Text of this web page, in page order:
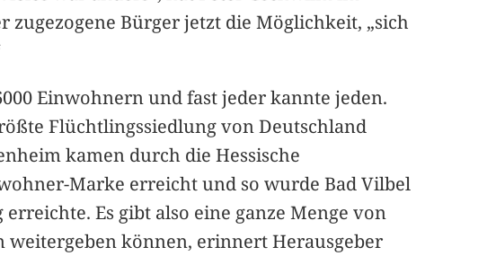
Bürger jetzt die Möglichkeit, „sich
Einwohnern und fast jeder kannte jeden.
Flüchtlingssiedlung von Deutschland
kamen durch die Hessische
Marke erreicht und so wurde Bad Vilbel
Es gibt also eine ganze Menge von
weitergeben können, erinnert Herausgeber